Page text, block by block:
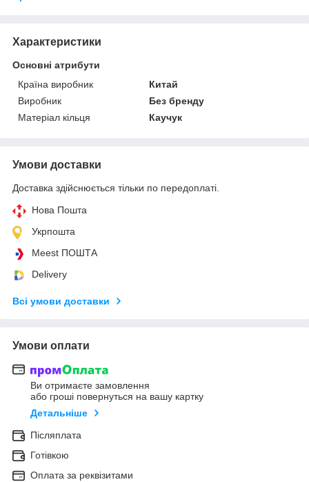
Характеристики
Основні атрибути
Країна виробник
Китай
Виробник
Без бренду
Матеріал кільця
Каучук
Умови доставки
Доставка здійснюється тільки по передоплаті.
Нова Пошта
Укрпошта
Meest ПОШТА
Delivery
Всі умови доставки
Умови оплати
Ви отримаєте замовлення
або гроші повернуться на вашу картку
Детальніше
Післяплата
Готівкою
Оплата за реквізитами